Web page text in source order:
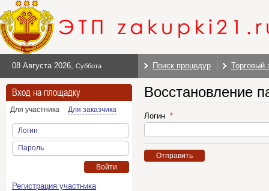
08 Августа 2026, Суббота Поиск процедур Торговый
Вход на площадку
Для участника Для заказчика
Логин
Пароль
Войти
Регистрация участника
Восстановление
Логин
Отправить